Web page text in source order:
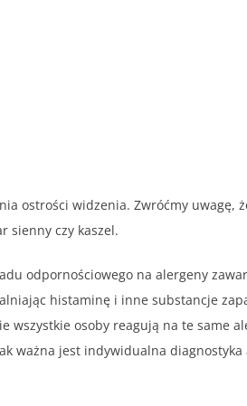
ostrości widzenia. Zwróćmy uwagę,
sienny czy kaszel.
odpornościowego na alergeny
histaminę i inne substancje
osoby reagują na te same
ważna jest indywidualna